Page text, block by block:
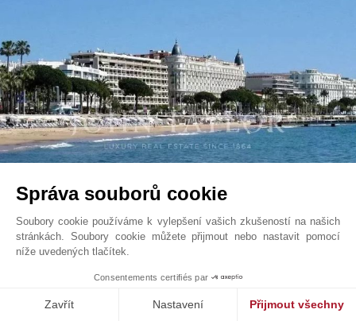
Cannes
V7428CA
Klimatizace
Správa souborů cookie
Soubory cookie používáme k vylepšení vašich zkušeností na našich
stránkách. Soubory cookie můžete přijmout nebo nastavit pomocí
níže uvedených tlačítek.
Consentements certifiés par
Zavřít Nastavení Přijmout všechny